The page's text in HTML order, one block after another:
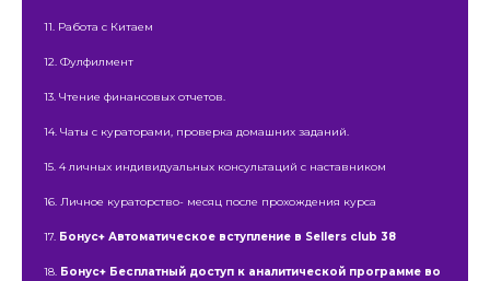
11. Работа с Китаем
12. Фулфилмент
13. Чтение финансовых отчетов.
14. Чаты с кураторами, проверка домашних заданий.
15. 4 личных индивидуальных консультаций с наставником
16. Личное кураторство- месяц после прохождения курса
17. Бонус+ Автоматическое вступление в Sellers club 38
18. Бонус+ Бесплатный доступ к аналитической программе во